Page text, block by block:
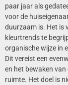
paar jaar als
voor de
duurzaam is. Het is
kleurtrends te
organische wijze in
Dit vereist een
en het bewaken
ruimte. Het doel is